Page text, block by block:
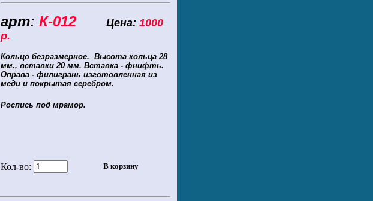
арт: К-012 Цена: 1000
р.
Кольцо безразмерное. Высота кольца 28
мм., вставки 20 мм. Вставка - фнифть.
Оправа - филигрань изготовленная из
меди и покрытая серебром.
Роспись под мрамор.
Кол-во: